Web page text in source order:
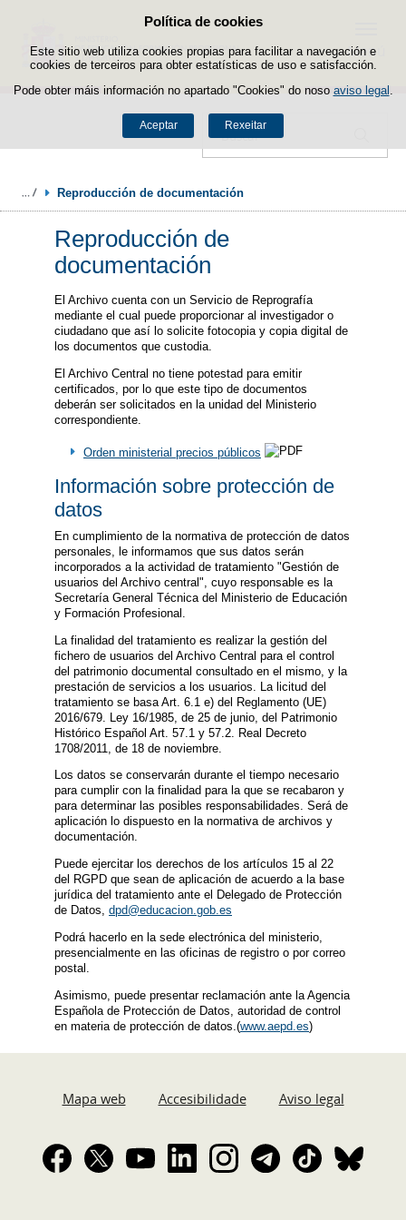
Política de cookies
Este sitio web utiliza cookies propias para facilitar a navegación e
cookies de terceiros para obter estatísticas de uso e satisfacción.
Pode obter máis información no apartado "Cookies" do noso aviso legal
Aceptar Rexeitar
Saltar ao contido
Buscador
Menú
Reproducción de documentación
Reproducción de
documentación
El Archivo cuenta con un Servicio de Reprografía
mediante el cual puede proporcionar al investigador o
ciudadano que así lo solicite fotocopia y copia digital de
los documentos que custodia.
El Archivo Central no tiene potestad para emitir
certificados, por lo que este tipo de documentos
deberán ser solicitados en la unidad del Ministerio
correspondiente.
Orden ministerial precios públicos
Información sobre protección de
datos
En cumplimiento de la normativa de protección de datos
personales, le informamos que sus datos serán
incorporados a la actividad de tratamiento "Gestión de
usuarios del Archivo central", cuyo responsable es la
Secretaría General Técnica del Ministerio de Educación
y Formación Profesional.
La finalidad del tratamiento es realizar la gestión del
fichero de usuarios del Archivo Central para el control
del patrimonio documental consultado en el mismo, y la
prestación de servicios a los usuarios. La licitud del
tratamiento se basa Art. 6.1 e) del Reglamento (UE)
2016/679. Ley 16/1985, de 25 de junio, del Patrimonio
Histórico Español Art. 57.1 y 57.2. Real Decreto
1708/2011, de 18 de noviembre.
Los datos se conservarán durante el tiempo necesario
para cumplir con la finalidad para la que se recabaron y
para determinar las posibles responsabilidades. Será de
aplicación lo dispuesto en la normativa de archivos y
documentación.
Puede ejercitar los derechos de los artículos 15 al 22
del RGPD que sean de aplicación de acuerdo a la base
jurídica del tratamiento ante el Delegado de Protección
de Datos, dpd@educacion.gob.es
Podrá hacerlo en la sede electrónica del ministerio,
presencialmente en las oficinas de registro o por correo
postal.
Asimismo, puede presentar reclamación ante la Agencia
Española de Protección de Datos, autoridad de control
en materia de protección de datos.(www.aepd.es)
Mapa web Accesibilidade Aviso legal